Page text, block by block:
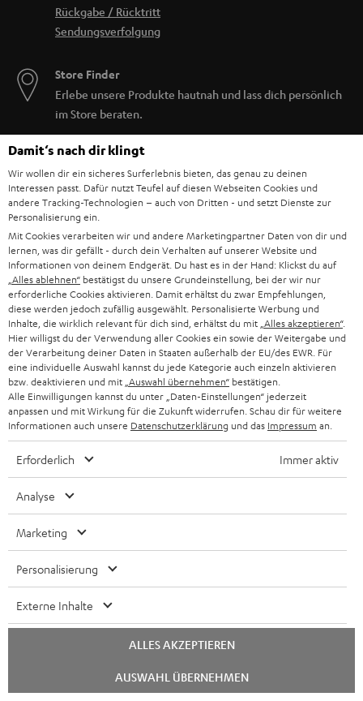
Rückgabe / Rücktritt
Sendungsverfolgung
Store Finder
Erlebe unsere Produkte hautnah und lass dich persönlich
im Store beraten.
BIS ZU
€ 45
RABATT
N
e
w
s
l
e
t
t
e
n
Wähle deinen Gutschein!
Melde dich für den Newsletter an und erhalte bis zu
€ 45 als Dankeschön.
EMAIL
WIDGET
JETZT
Kategorien
Damit‘s nach dir klingt
Wir wollen dir ein sicheres Surferlebnis bieten, das genau zu deinen
Interessen passt. Dafür nutzt Teufel auf diesen Webseiten Cookies und
andere Tracking-Technologien – auch von Dritten - und setzt Dienste zur
Personalisierung ein.
Mit Cookies verarbeiten wir und andere Marketingpartner Daten von dir und
lernen, was dir gefällt - durch dein Verhalten auf unserer Website und
Informationen von deinem Endgerät. Du hast es in der Hand: Klickst du auf
„Alles ablehnen“ bestätigst du unsere Grundeinstellung, bei der wir nur
erforderliche Cookies aktivieren. Damit erhältst du zwar Empfehlungen,
diese werden jedoch zufällig ausgewählt. Personalisierte Werbung und
Inhalte, die wirklich relevant für dich sind, erhältst du mit „Alles akzeptieren“.
Hier willigst du der Verwendung aller Cookies ein sowie der Weitergabe und
der Verarbeitung deiner Daten in Staaten außerhalb der EU/des EWR. Für
eine individuelle Auswahl kannst du jede Kategorie auch einzeln aktivieren
bzw. deaktivieren und mit „Auswahl übernehmen“ bestätigen.
Alle Einwilligungen kannst du unter „Daten-Einstellungen“ jederzeit
anpassen und mit Wirkung für die Zukunft widerrufen. Schau dir für weitere
Informationen auch unsere Datenschutzerklärung und das Impressum an.
Erforderlich Immer aktiv
Analyse
Marketing
Personalisierung
Externe Inhalte
ALLES AKZEPTIEREN
AUSWAHL ÜBERNEHMEN